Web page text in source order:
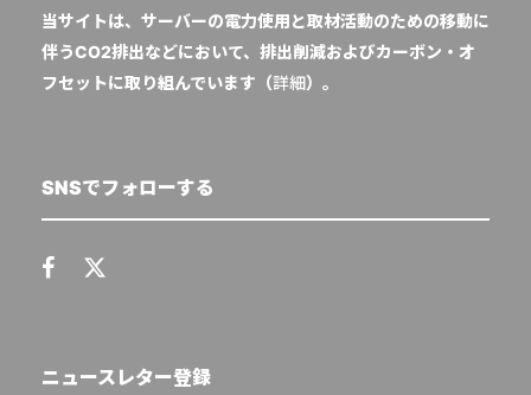
当サイトは、サーバーの電力使用と取材活動のための移動に
伴うCO2排出などにおいて、排出削減およびカーボン・オ
フセットに取り組んでいます（詳細）。
SNSでフォローする
ニュースレター登録